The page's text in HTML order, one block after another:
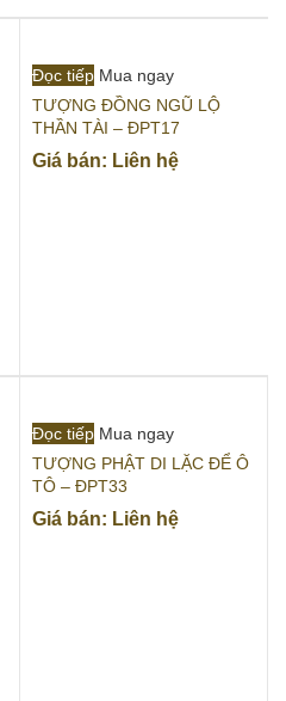
Đọc tiếp Mua ngay
TƯỢNG ĐỒNG NGŨ LỘ
THẦN TÀI – ĐPT17
Giá bán: Liên hệ
Đọc tiếp Mua ngay
TƯỢNG PHẬT DI LẶC ĐỂ Ô
TÔ – ĐPT33
Giá bán: Liên hệ